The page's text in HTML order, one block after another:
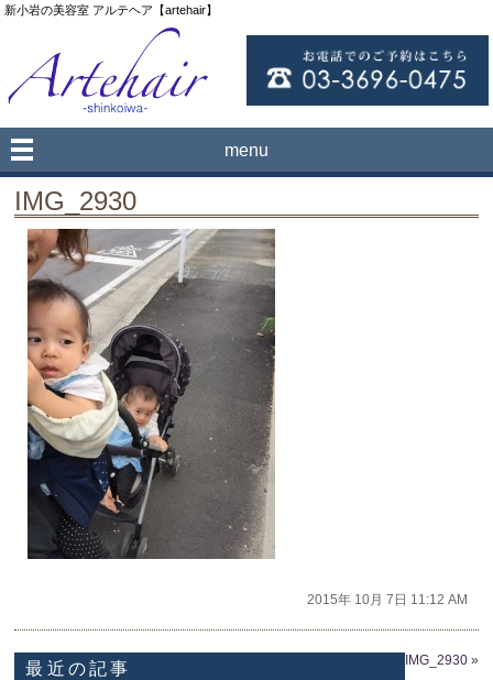
新小岩の美容室 アルテヘア【artehair】
menu
IMG_2930
2015年 10月 7日 11:12 AM
IMG_2930»
最近の記事